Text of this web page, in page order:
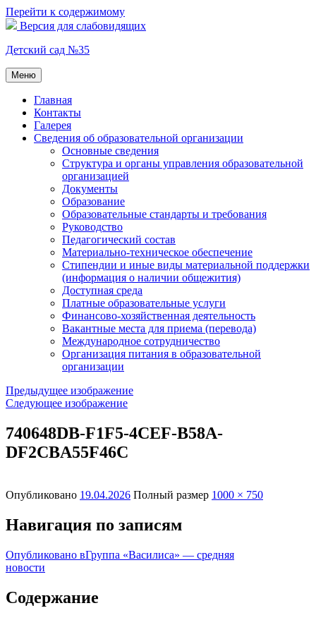
Перейти к содержимому
Версия для слабовидящих
Детский сад №35
Меню
Главная
Контакты
Галерея
Сведения об образовательной организации
Основные сведения
Структура и органы управления образовательной
организацией
Документы
Образование
Образовательные стандарты и требования
Руководство
Педагогический состав
Материально-техническое обеспечение
Стипендии и иные виды материальной поддержки
(информация о наличии общежития)
Доступная среда
Платные образовательные услуги
Финансово-хозяйственная деятельность
Вакантные места для приема (перевода)
Международное сотрудничество
Организация питания в образовательной
организации
Предыдущее изображение
Следующее изображение
740648DB-F1F5-4CEF-B58A-
DF2CBA55F46C
Опубликовано 19.04.2026 Полный размер 1000 × 750
Навигация по записям
Опубликовано вГруппа «Василиса» — средняя
новости
Содержание